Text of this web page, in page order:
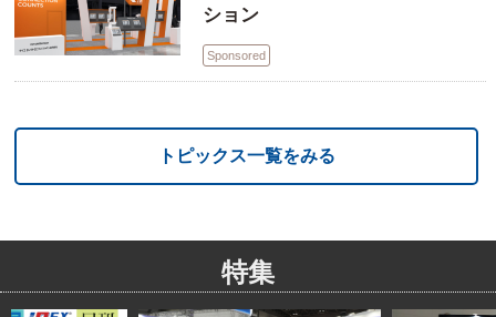
ション
Sponsored
トピックス一覧をみる
特集